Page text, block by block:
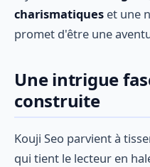
charismatiques et une
promet d'être une
Une intrigue
construite
Kouji Seo parvient à
qui tient le lecteur en